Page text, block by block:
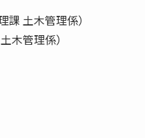
土木管理係）
木管理係）